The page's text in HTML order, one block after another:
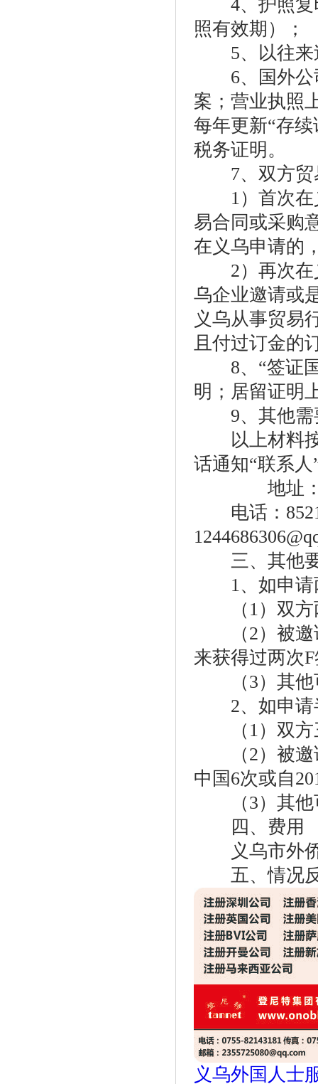
4、护照复
照有效期）；
5、以往来
6、国外公
案；营业执照
每年更新“存
税务证明。
7、双方贸
1）首次在
易合同或采购
在义乌申请的
2）再次在
乌企业邀请或
义乌从事贸易
且付过订金的
8、“签证国
明；居留证明
9、其他需
以上材料按
话通知“联系
地址：义
电话：
三、其他
1、如申请
（1）双方
（2）被邀请
来获得过两次
（3）其他
2、如申请
（1）双方
（2）被邀请
中国6次或自
（3）其他
四、费用
义乌市外侨
五、情况
义乌外国人士